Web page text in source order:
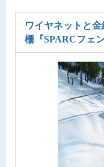
ワイヤネットと
柵 『SPARCフェ